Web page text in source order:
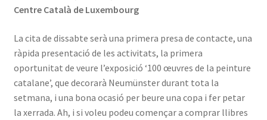
Centre Català de Luxembourg
La cita de dissabte serà una primera presa de contacte, una
ràpida presentació de les activitats, la primera
oportunitat de veure l’exposició ‘100 œuvres de la peinture
catalane’, que decorarà Neumünster durant tota la
setmana, i una bona ocasió per beure una copa i fer petar
la xerrada. Ah, i si voleu podeu començar a comprar llibres